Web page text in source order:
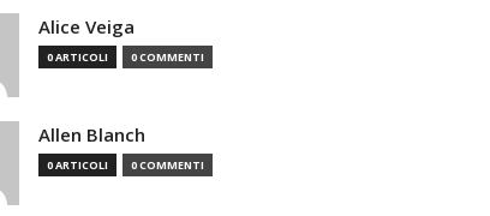
Alice Veiga
0 ARTICOLI 0 COMMENTI
Allen Blanch
0 ARTICOLI 0 COMMENTI